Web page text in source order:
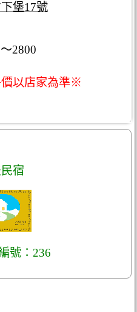
堡17號
2800
以店家為準※
宿
號：236